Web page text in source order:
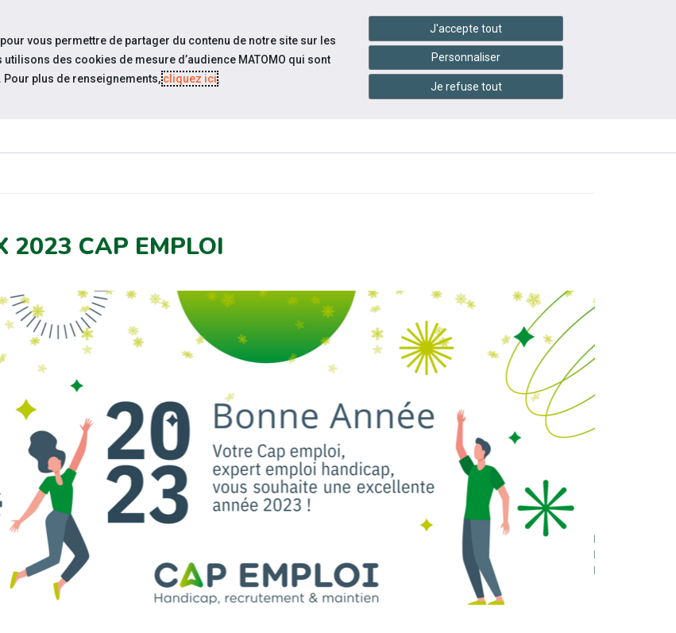
Accessibilité handshake Services en ligne
SOMMES-
CONTACTEZ-
NOUS
PRATIQUES
2023 CAP EMPLOI
vous permettre de partager du contenu de notre site sur les
des cookies de mesure d’audience MATOMO qui sont
Pour plus de renseignements,cliquez ici.
J'accepte tout
Personnaliser
Je refuse tout